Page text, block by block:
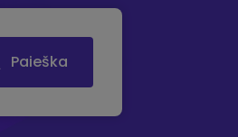
Paieška